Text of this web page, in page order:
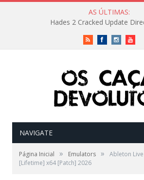
AS ÚLTIMAS:
Hades 2 Cracked Update
RSS FacebookInstagramVimeo
NAVIGATE
Página Inicial » Emulators »
Ableton
[Lifetime] x64 [Patch] 2026